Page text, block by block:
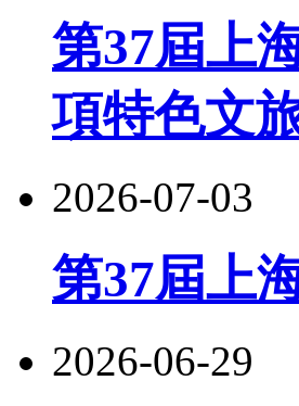
第37屆上
項特色文
2026-07-03
第37屆上
2026-06-29